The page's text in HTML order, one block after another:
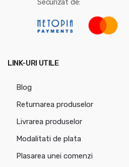
Securizat de:
LINK-URI UTILE
Blog
Returnarea produselor
Livrarea produselor
Modalitati de plata
Plasarea unei comenzi